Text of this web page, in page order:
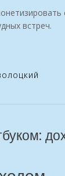
встреч.